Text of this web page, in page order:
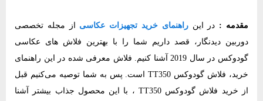
مقدمه : در اینراهنمای خرید تجهیزات عکاسی از مجله تخصصی
دوربین دیدنگار، قصد داریم شما را با بهترین فلاش های عکاسی
گودوکس در سال 2019 آشنا کنیم. فلاش معرفی شده در این راهنمای
خرید، فلاش گودوکس‌ TT350 است. پس به شما توصیه می‌کنیم قبل
از خرید فلاش گودوکس‌ TT350 ، با این محصول جذاب بیشتر آشنا